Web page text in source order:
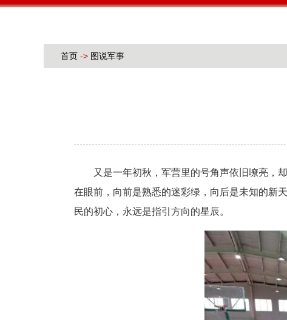
首页 -> 图说军事
又是一年初秋，军营里的号角声依旧嘹亮，却
在眼前，向前是熟悉的迷彩绿，向后是未知的新
民的初心，永远是指引方向的星辰。